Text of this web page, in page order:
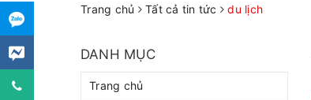
Trang chủ Tất cả tin tức du lịch
DANH MỤC
Trang chủ